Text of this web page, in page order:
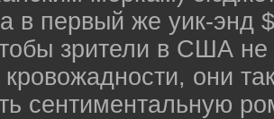
в первый же уик-энд
зрители в США не
они
сентиментальную